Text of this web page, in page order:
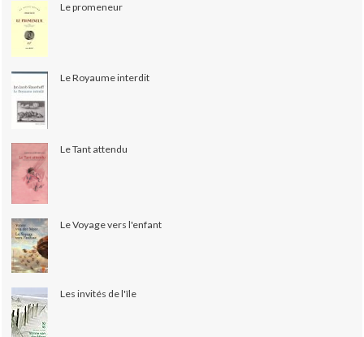
Le promeneur
Le Royaume interdit
Le Tant attendu
Le Voyage vers l'enfant
Les invités de l'île